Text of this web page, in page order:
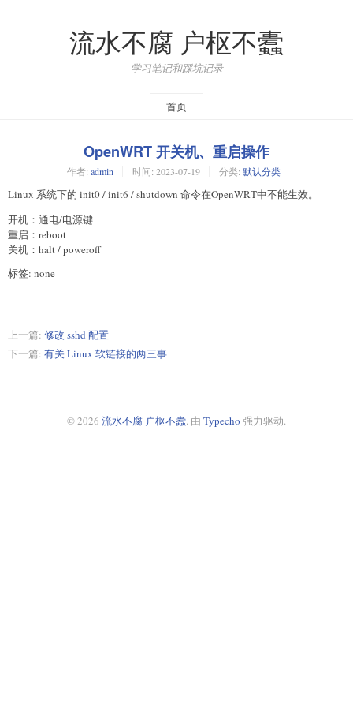
流水不腐 户枢不蠹
学习笔记和踩坑记录
首页
OpenWRT 开关机、重启操作
作者: admin 时间: 2023-07-19 分类: 默认分类
Linux 系统下的 init0 / init6 / shutdown 命令在OpenWRT中不能生效。
开机：通电/电源键
重启：reboot
关机：halt / poweroff
标签: none
上一篇: 修改 sshd 配置
下一篇: 有关 Linux 软链接的两三事
© 2026 流水不腐 户枢不蠹. 由 Typecho 强力驱动.